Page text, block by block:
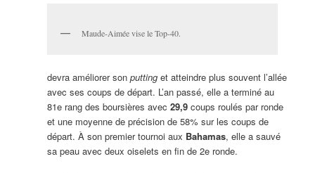
Maude-Aimée vise le Top-40.
devra améliorer son puttinget atteindre plus souvent l’allée
avec ses coups de départ. L’an passé, elle a terminé au
81e rang des boursières avec 29,9 coups roulés par ronde
et une moyenne de précision de 58% sur les coups de
départ. À son premier tournoi aux Bahamas, elle a sauvé
sa peau avec deux oiselets en fin de 2e ronde.